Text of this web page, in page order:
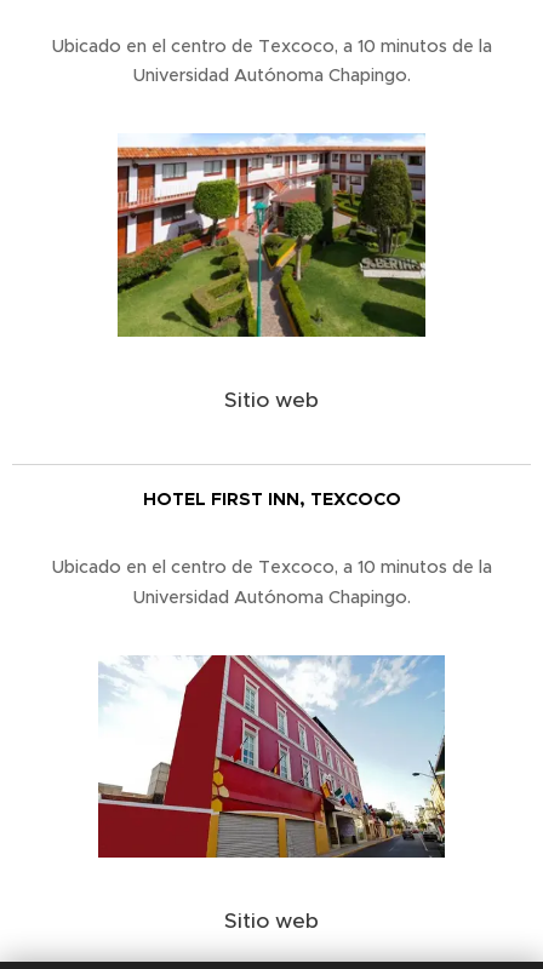
Ubicado en el centro de Texcoco, a 10 minutos de la
Universidad Autónoma Chapingo.
Sitio web
HOTEL FIRST INN, TEXCOCO
Ubicado en el centro de Texcoco, a 10 minutos de la
Universidad Autónoma Chapingo.
Sitio web